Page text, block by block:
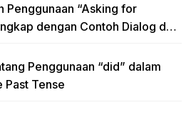
Penggunaan “Asking for
dengan Contoh Dialog dan
Penggunaan “did” dalam
Past Tense